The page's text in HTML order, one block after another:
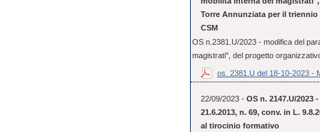
Torre Annunziata per il triennio
CSM
OS n.2381.U/2023 - modifica del
magistrati", del progetto
os. 2381.U del 18-10-2023 -
22/09/2023 - OS n. 2147.U/
21.6.2013, n. 69, conv. in L.
al tirocinio formativo